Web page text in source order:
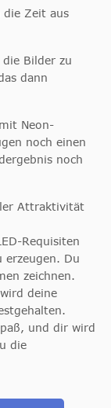
die Zeit aus
Bilder zu
dann
Neon-
noch einen
noch
Attraktivität
Requisiten
erzeugen. Du
zeichnen.
deine
und dir wird
die